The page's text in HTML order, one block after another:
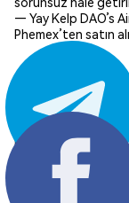
— Yay Kelp DAO’s
Phemex’ten satın
Paylaş: